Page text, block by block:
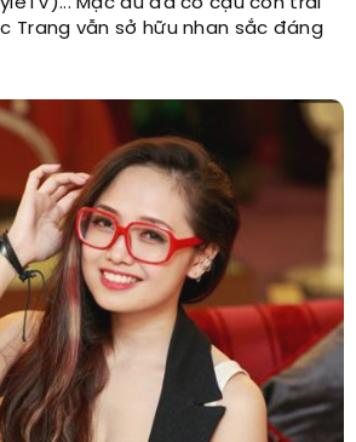
Mặc dù đã có cậu con trai
Trang vẫn sở hữu nhan sắc đáng